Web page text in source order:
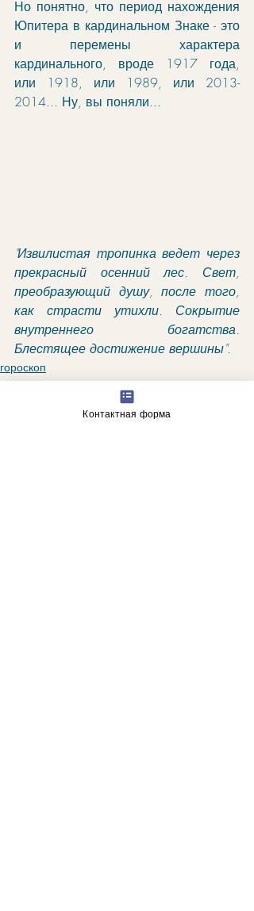
Но понятно, что период нахождения
Юпитера в кардинальном Знаке - это
и перемены характера
кардинального, вроде 1917 года,
или 1918, или 1989, или 2013-
2014... Ну, вы поняли...
"Извилистая тропинка ведет через
прекрасный осенний лес. Свет,
преобразующий душу, после того,
как страсти утихли. Сокрытие
внутреннего богатства.
Блестящее достижение вершины".
гороскоп
астрологические прогнозы
Контактная форма